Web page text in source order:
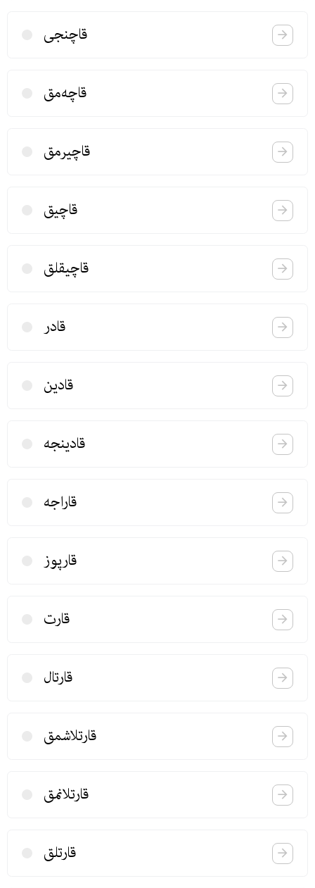
قاچنجی
قاچه‌مق
قاچیرمق
قاچیق
قاچیقلق
قادر
قادین
قادینجه
قاراجه
قارپوز
قارت
قارتال
قارتلاشمق
قارتلانمق
قارتلق